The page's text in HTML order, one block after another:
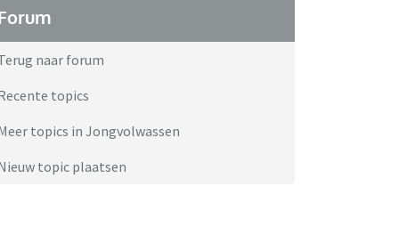
naar forum
topics
topics in Jongvolwassen
topic plaatsen